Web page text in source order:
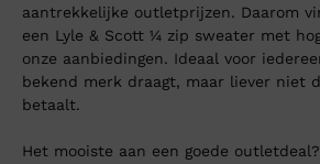
aantrekkelijke outletprijzen. Daarom
een Lyle & Scott ¼ zip sweater met
onze aanbiedingen. Ideaal voor
bekend merk draagt, maar liever niet
betaalt.
Het mooiste aan een goede